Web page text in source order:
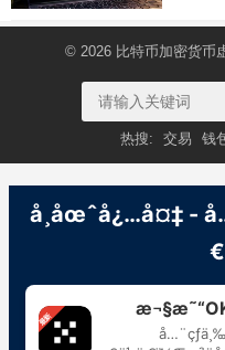
© 2026 比特币加密货币
热搜: 交易 钱